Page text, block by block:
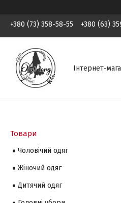
+380 (73) 358-58-55 +380 (63)
Інтернет-
Товари
Чоловічий одяг
Жіночий одяг
Дитячий одяг